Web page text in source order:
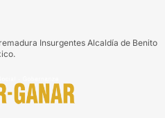
Insurgentes Alcaldía de Benito